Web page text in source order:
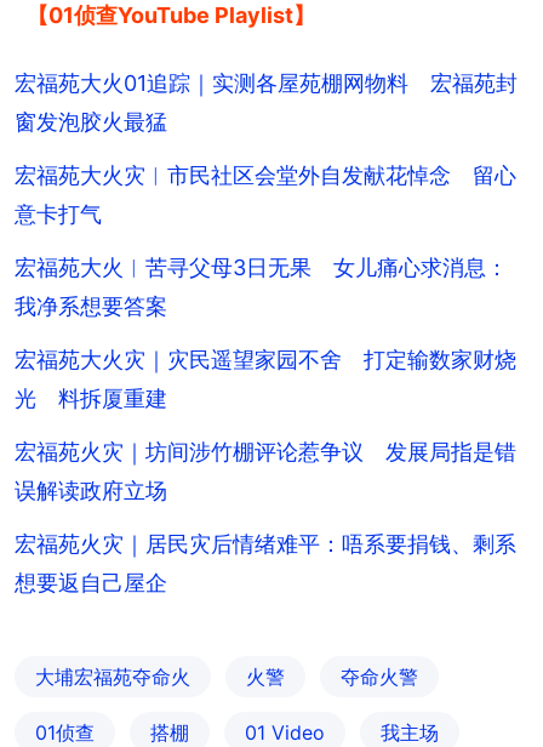
【01侦查YouTube Playlist】
宏福苑大火01追踪｜实测各屋苑棚网物料 宏福苑封
窗发泡胶火最猛
宏福苑大火灾︱市民社区会堂外自发献花悼念 留心
意卡打气
宏福苑大火︱苦寻父母3日无果 女儿痛心求消息：
我净系想要答案
宏福苑大火灾｜灾民遥望家园不舍 打定输数家财烧
光 料拆厦重建
宏福苑火灾｜坊间涉竹棚评论惹争议 发展局指是错
误解读政府立场
宏福苑火灾｜居民灾后情绪难平：唔系要捐钱、剩系
想要返自己屋企
大埔宏福苑夺命火 火警 夺命火警
01侦查 搭棚 01 Video 我主场